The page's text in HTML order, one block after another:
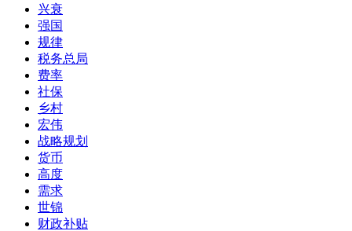
兴衰
强国
规律
税务总局
费率
社保
乡村
宏伟
战略规划
货币
高度
需求
世锦
财政补贴